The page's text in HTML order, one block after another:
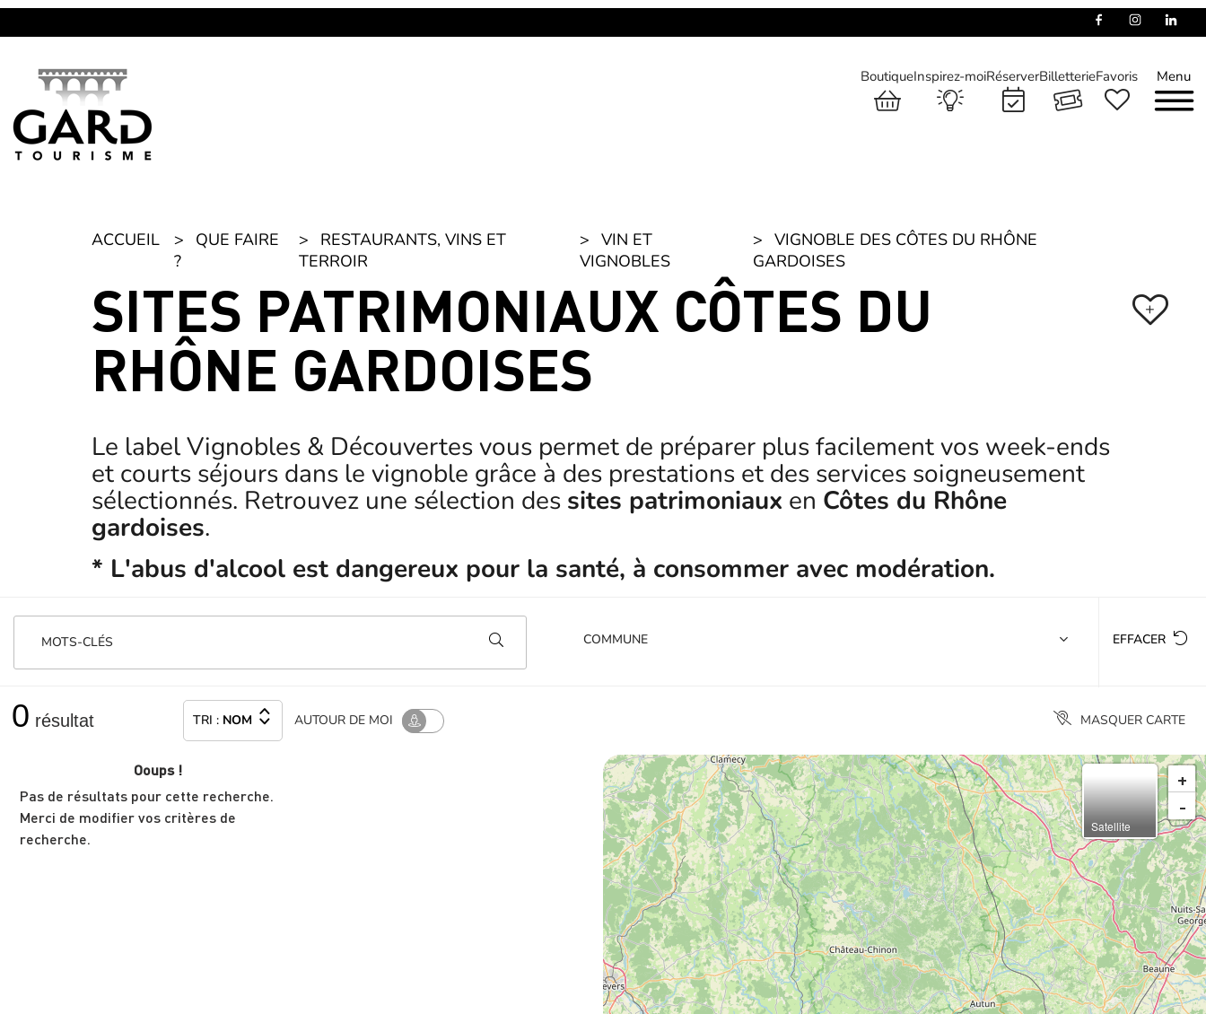
Panneau de gestion des cookies
Menu
BoutiqueInspirez-moiRéserverBilletterieFavoris
ACCUEIL
QUE FAIRE
?
RESTAURANTS, VINS ET
TERROIR
VIN ET
VIGNOBLES
VIGNOBLE DES CÔTES DU RHÔNE
GARDOISES
SITES PATRIMONIAUX CÔTES DU
RHÔNE GARDOISES
+
Le label Vignobles & Découvertes vous permet de préparer plus facilement vos week-ends
et courts séjours dans le vignoble grâce à des prestations et des services soigneusement
sélectionnés. Retrouvez une sélection des sites patrimoniaux enCôtes du Rhône
gardoises
* L'abus d'alcool est dangereux pour la santé, à consommer avec modération.
MOTS-CLÉS EFFACER
0 résultat TRI : NOM AUTOUR DE MOI MASQUER CARTE
Ooups !
Pas de résultats pour cette recherche.
Merci de modifier vos critères de
recherche.
+
-
Satellite